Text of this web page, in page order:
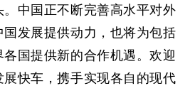
中国正不断完善高水平对外
发展提供动力，也将为包括
国提供新的合作机遇。欢迎
快车，携手实现各自的现代